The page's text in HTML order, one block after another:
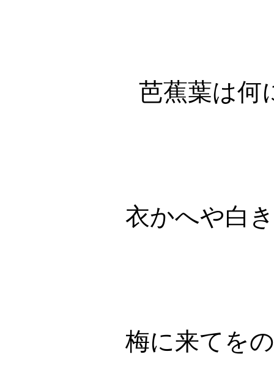
芭蕉葉は何
衣かへや白
梅に来てを